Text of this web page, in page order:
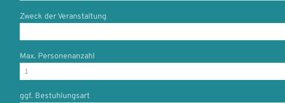
Zweck der Veranstaltung
Max. Personenanzahl
ggf. Bestuhlungsart